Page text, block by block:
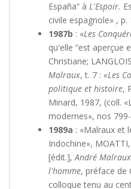
España” à L'Espoir.
civile espagnole» , p.
1987b : «Les
qu'elle “est aperçue
Christiane;
Malraux, t. 7 : «Les
politique et histoire,
Minard, 1987, (coll.
modernes», nos
1989a : «Malraux et
Indochine»,
[édit.],André
l'homme, préface de
colloque tenu au